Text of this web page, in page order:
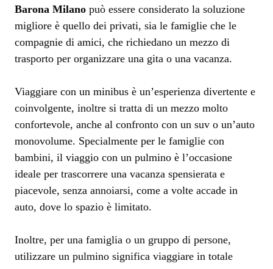
Barona Milano può essere considerato la soluzione
migliore è quello dei privati, sia le famiglie che le
compagnie di amici, che richiedano un mezzo di
trasporto per organizzare una gita o una vacanza.
Viaggiare con un minibus è un’esperienza divertente e
coinvolgente, inoltre si tratta di un mezzo molto
confortevole, anche al confronto con un suv o un’auto
monovolume. Specialmente per le famiglie con
bambini, il viaggio con un pulmino è l’occasione
ideale per trascorrere una vacanza spensierata e
piacevole, senza annoiarsi, come a volte accade in
auto, dove lo spazio è limitato.
Inoltre, per una famiglia o un gruppo di persone,
utilizzare un pulmino significa viaggiare in totale